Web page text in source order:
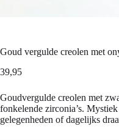
Goud vergulde creolen met
39,95
Goudvergulde creolen met
fonkelende zirconia’s.
gelegenheden of dagelijks